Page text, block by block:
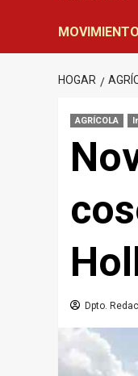
HOGAR
AGRÍCOLA
Dpto.